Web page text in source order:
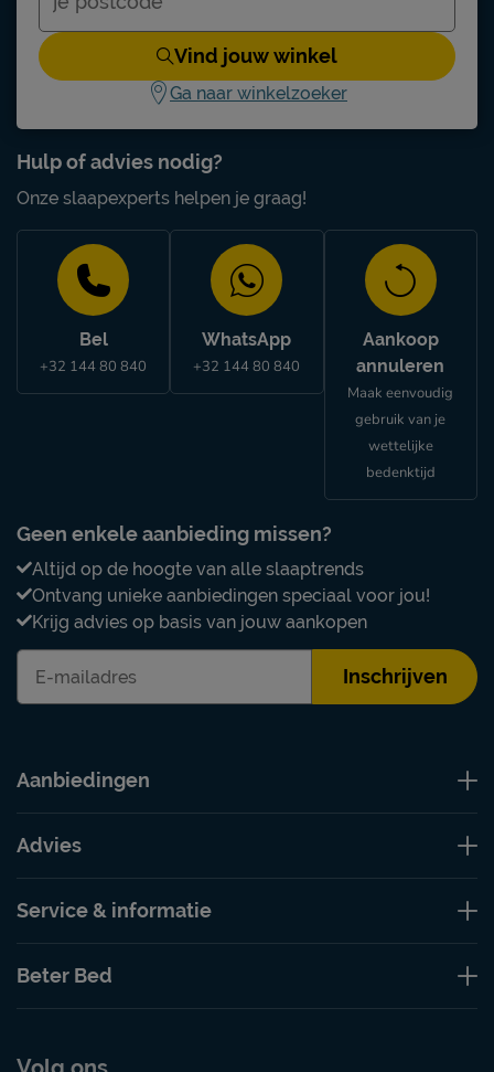
Hulp of advies nodig?
Onze slaapexperts helpen je graag!
Bel
+32 144 80 840
WhatsApp
+32 144 80 840
Aankoop
annuleren
Maak eenvoudig
gebruik van je
wettelijke
bedenktijd
Geen enkele aanbieding missen?
Altijd op de hoogte van alle slaaptrends
Ontvang unieke aanbiedingen speciaal voor jou!
Krijg advies op basis van jouw aankopen
Inschrijven
Vind jouw winkel
Ga naar winkelzoeker
Aanbiedingen
Advies
Service & informatie
Beter Bed